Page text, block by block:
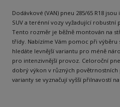
Dodávkové (VAN) pneu 285/65 R18
SUV a terénní vozy vyžadující robustní
Tento rozměr je běžně montován na
třídy. Nabízíme Vám pomoc při výběru
hledáte levnější variantu pro méně
pro intenzivnější provoz. Celoroční
dobrý výkon v různých
varianty se vyznačují vyšší přilnavostí